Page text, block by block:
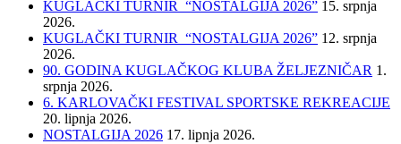
KUGLAČKI TURNIR “NOSTALGIJA 2026” 15. srpnja
2026.
KUGLAČKI TURNIR “NOSTALGIJA 2026” 12. srpnja
2026.
90. GODINA KUGLAČKOG KLUBA ŽELJEZNIČAR 1.
srpnja 2026.
6. KARLOVAČKI FESTIVAL SPORTSKE REKREACIJE
20. lipnja 2026.
NOSTALGIJA 2026 17. lipnja 2026.